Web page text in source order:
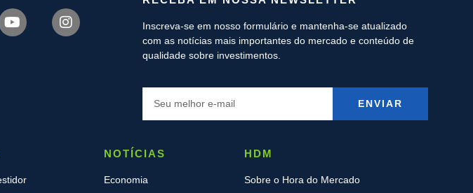
Inscreva-se em nosso formulário e mantenha-se atualizado
com as notícias mais importantes do mercado e conteúdo de
qualidade sobre investimentos.
ENVIAR
NOTÍCIAS
Economia
HDM
Sobre o Hora do Mercado